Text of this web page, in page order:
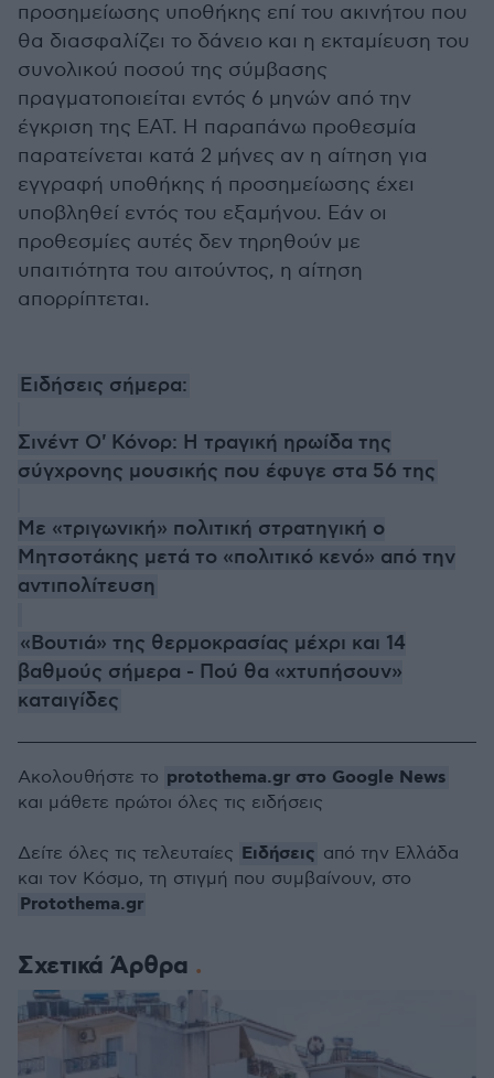
προσημείωσης υποθήκης επί του ακινήτου που
θα διασφαλίζει το δάνειο και η εκταμίευση του
συνολικού ποσού της σύμβασης
πραγματοποιείται εντός 6 μηνών από την
έγκριση της ΕΑΤ. Η παραπάνω προθεσμία
παρατείνεται κατά 2 μήνες αν η αίτηση για
εγγραφή υποθήκης ή προσημείωσης έχει
υποβληθεί εντός του εξαμήνου. Εάν οι
προθεσμίες αυτές δεν τηρηθούν με
υπαιτιότητα του αιτούντος, η αίτηση
απορρίπτεται.
Ειδήσεις σήμερα:
Σινέντ Ο' Κόνορ: Η τραγική ηρωίδα της
σύγχρονης μουσικής που έφυγε στα 56 της
Με «τριγωνική» πολιτική στρατηγική ο
Μητσοτάκης μετά το «πολιτικό κενό» από την
αντιπολίτευση
«Βουτιά» της θερμοκρασίας μέχρι και 14
βαθμούς σήμερα - Πού θα «χτυπήσουν»
καταιγίδες
Σχετικά Άρθρα
Ακολουθήστε το protothema.gr στο Google News
και μάθετε πρώτοι όλες τις ειδήσεις
Δείτε όλες τις τελευταίες Ειδήσεις από την Ελλάδα
και τον Κόσμο, τη στιγμή που συμβαίνουν, στο
Protothema.gr